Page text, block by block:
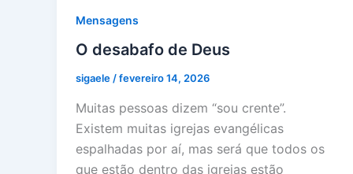
Mensagens
O desabafo de Deus
sigaele/fevereiro 14, 2026
Muitas pessoas dizem “sou crente”.
Existem muitas igrejas evangélicas
espalhadas por aí, mas será que todos os
que estão dentro das igrejas estão